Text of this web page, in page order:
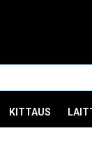
KITTAUS